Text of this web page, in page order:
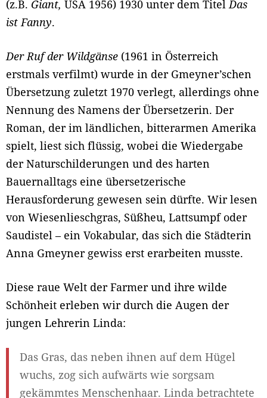
(z.B. Giant, USA 1956) 1930 unter dem Titel Das
ist Fanny.
Der Ruf der Wildgänse (1961 in Österreich
erstmals verfilmt) wurde in der Gmeyner’schen
Übersetzung zuletzt 1970 verlegt, allerdings ohne
Nennung des Namens der Übersetzerin. Der
Roman, der im ländlichen, bitterarmen Amerika
spielt, liest sich flüssig, wobei die Wiedergabe
der Naturschilderungen und des harten
Bauernalltags eine übersetzerische
Herausforderung gewesen sein dürfte. Wir lesen
von Wiesenlieschgras, Süßheu, Lattsumpf oder
Saudistel – ein Vokabular, das sich die Städterin
Anna Gmeyner gewiss erst erarbeiten musste.
Diese raue Welt der Farmer und ihre wilde
Schönheit erleben wir durch die Augen der
jungen Lehrerin Linda:
Das Gras, das neben ihnen auf dem Hügel
wuchs, zog sich aufwärts wie sorgsam
gekämmtes Menschenhaar. Linda betrachtete